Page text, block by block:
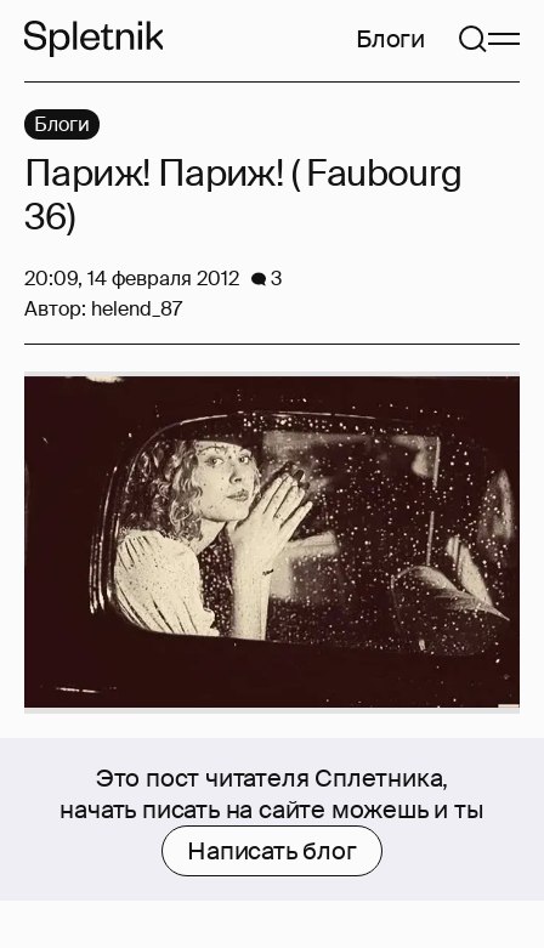
Блоги
Это пост читателя Сплетника,
начать писать на сайте можешь и ты
Написать блог
Блоги
Париж! Париж! ( Faubourg
36)
20:09, 14 февраля 2012
3
Автор: helend_87